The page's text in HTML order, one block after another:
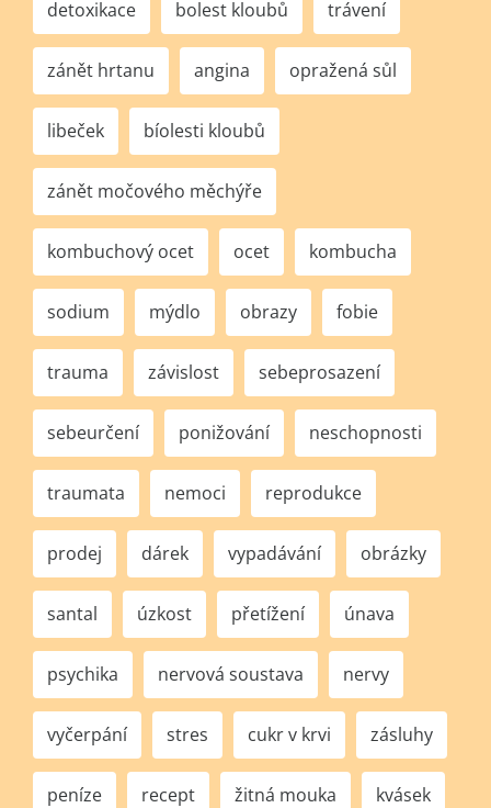
detoxikace bolest kloubů trávení
zánět hrtanu angina opražená sůl
libeček bíolesti kloubů
zánět močového měchýře
kombuchový ocet ocet kombucha
sodium mýdlo obrazy fobie
trauma závislost sebeprosazení
sebeurčení ponižování neschopnosti
traumata nemoci reprodukce
prodej dárek vypadávání obrázky
santal úzkost přetížení únava
psychika nervová soustava nervy
vyčerpání stres cukr v krvi zásluhy
peníze recept žitná mouka kvásek